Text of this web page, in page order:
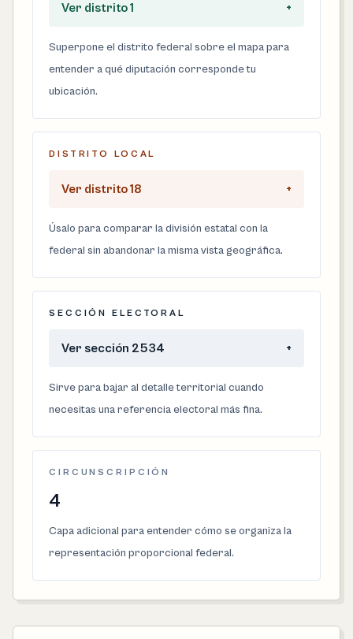
Ver distrito 1 +
Superpone el distrito federal sobre el mapa para
entender a qué diputación corresponde tu
ubicación.
DISTRITO LOCAL
Ver distrito 18 +
Úsalo para comparar la división estatal con la
federal sin abandonar la misma vista geográfica.
SECCIÓN ELECTORAL
Ver sección 2534 +
Sirve para bajar al detalle territorial cuando
necesitas una referencia electoral más fina.
CIRCUNSCRIPCIÓN
4
Capa adicional para entender cómo se organiza la
representación proporcional federal.